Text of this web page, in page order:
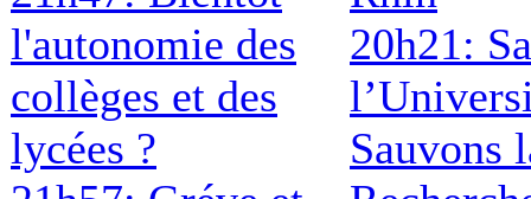
l'autonomie des
collèges et des
lycées ?
20h21:
Sauvons